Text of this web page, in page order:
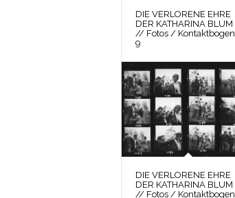
DIE VERLORENE EHRE
DER KATHARINA BLUM
// Fotos / Kontaktbogen
9
DIE VERLORENE EHRE
DER KATHARINA BLUM
// Fotos / Kontaktbogen